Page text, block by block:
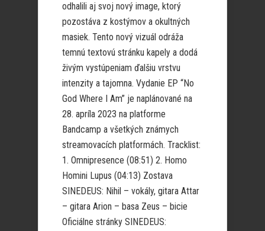
odhalili aj svoj nový image, ktorý
pozostáva z kostýmov a okultných
masiek. Tento nový vizuál odráža
temnú textovú stránku kapely a dodá
živým vystúpeniam ďalšiu vrstvu
intenzity a tajomna. Vydanie EP “No
God Where I Am” je naplánované na
28. apríla 2023 na platforme
Bandcamp a všetkých známych
streamovacích platformách. Tracklist:
1. Omnipresence (08:51) 2. Homo
Homini Lupus (04:13) Zostava
SINEDEUS: Nihil – vokály, gitara Attar
– gitara Arion – basa Zeus – bicie
Oficiálne stránky SINEDEUS: